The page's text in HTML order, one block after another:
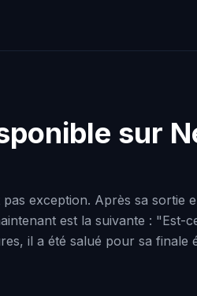
sur
exception. Après sa sortie
est la suivante : "Est-
il a été salué pour sa finale